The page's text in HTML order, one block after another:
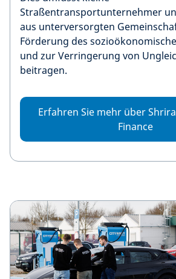
Straßentransportunternehmer
aus unterversorgten
Förderung des
und zur Verringerung von
beitragen.
Erfahren Sie mehr über
Finance